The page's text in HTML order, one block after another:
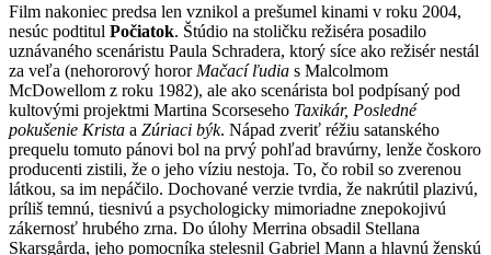
Film nakoniec predsa len vznikol a prešumel kinami v roku 2004,
nesúc podtitul Počiatok. Štúdio na stoličku režiséra posadilo
uznávaného scenáristu Paula Schradera, ktorý síce ako režisér nestál
za veľa (nehororový horor Mačací ľudia s Malcolmom
McDowellom z roku 1982), ale ako scenárista bol podpísaný pod
kultovými projektmi Martina Scorseseho Taxikár, Posledné
pokušenie Krista a Zúriaci býk. Nápad zveriť réžiu satanského
prequelu tomuto pánovi bol na prvý pohľad bravúrny, lenže čoskoro
producenti zistili, že o jeho víziu nestoja. To, čo robil so zverenou
látkou, sa im nepáčilo. Dochované verzie tvrdia, že nakrútil plazivú,
príliš temnú, tiesnivú a psychologicky mimoriadne znepokojivú
zákernosť hrubého zrna. Do úlohy Merrina obsadil Stellana
Skarsgårda, jeho pomocníka stelesnil Gabriel Mann a hlavnú ženskú